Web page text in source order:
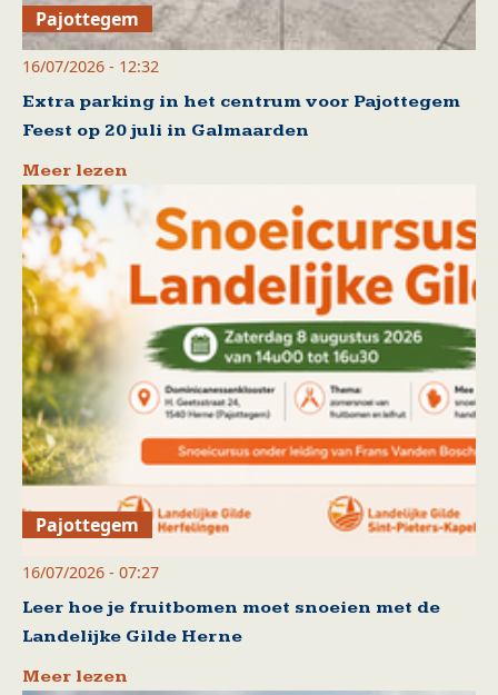
Pajottegem
16/07/2026 - 12:32
Extra parking in het centrum voor Pajottegem
Feest op 20 juli in Galmaarden
Meer lezen
Pajottegem
16/07/2026 - 07:27
Leer hoe je fruitbomen moet snoeien met de
Landelijke Gilde Herne
Meer lezen